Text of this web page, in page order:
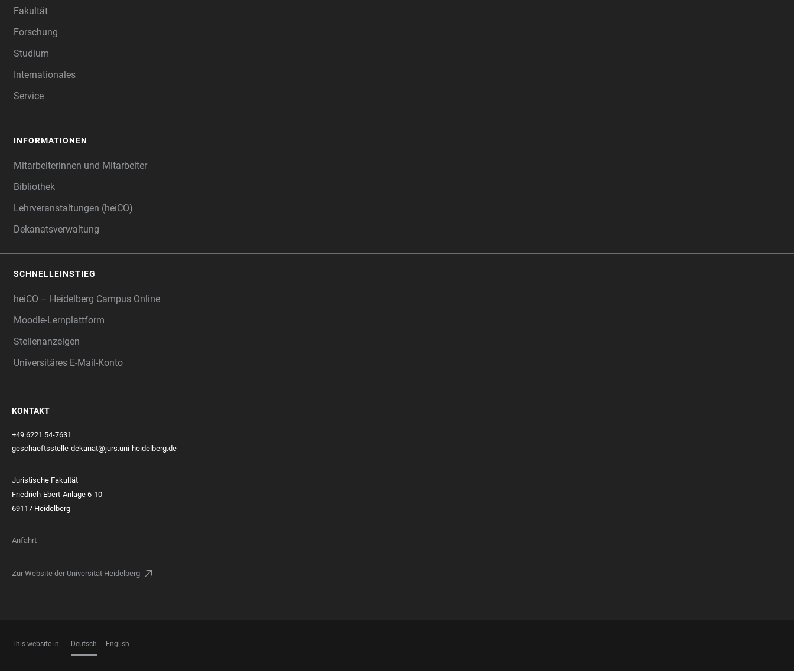
Fakultät
Forschung
Studium
Internationales
Service
INFORMATIONEN
Mitarbeiterinnen und Mitarbeiter
Bibliothek
Lehrveranstaltungen (heiCO)
Dekanatsverwaltung
SCHNELLEINSTIEG
heiCO – Heidelberg Campus Online
Moodle-Lernplattform
Stellenanzeigen
Universitäres E-Mail-Konto
KONTAKT
+49 6221 54-7631
geschaeftsstelle-dekanat@jurs.uni-heidelberg.de
Juristische Fakultät
Friedrich-Ebert-Anlage 6-10
69117 Heidelberg
Anfahrt
Zur Website der Universität Heidelberg
This website in Deutsch English